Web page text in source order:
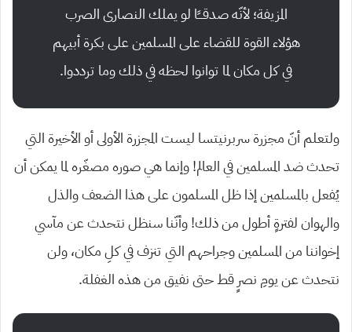
المزيفة؛ لأنّه صدقـــًا لو يملك النصارى الصرب
هؤلاء القوة للقضاء على المسلمين على بكرة أبيهم
في كل مكان لما توانوا لحظه في ذلك وما ترددوا.
ولتعلم أنّ مجزرة سربرنيتسا ليست المجزرة الأولى أو الأخيرة التي
تحدث ضد المسلمين في العالم! وإنما هي صوره مصغّره لما يمكن أن
يُفعل بالمسلمين إذا ظل المسلمون على هذا الضعف والذل
والهوان لفترةٍ أطول من ذلك! وأنّنا سنظل نتحدث عن مآسي
إخواننا من المسلمين وجراحهم التي تنزف في كلِ مكان، ولن
نتحدث عن يومِ نصرٍ قط حتى نفيق من هذه الغفلة.